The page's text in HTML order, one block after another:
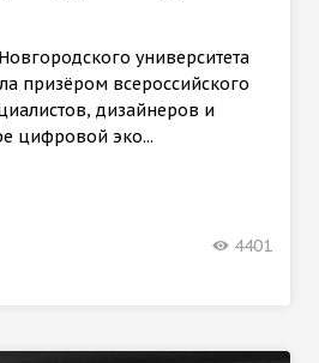
университета
призёром всероссийского
дизайнеров и
цифровой эко...
4401